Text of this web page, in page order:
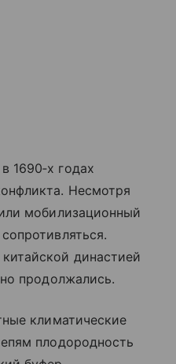
1690‑х годах
Несмотря
мобилизационный
династией
продолжались.
климатические
плодородность